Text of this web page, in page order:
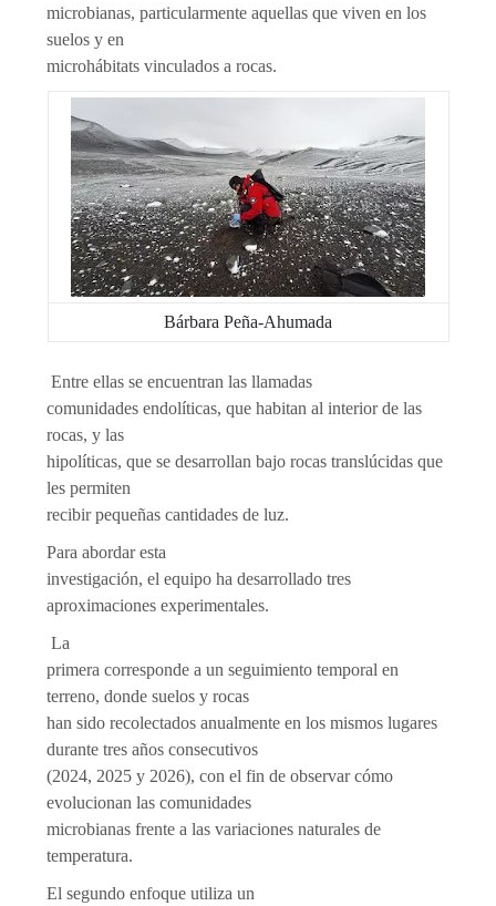
microbianas, particularmente aquellas que viven en los
suelos y en
microhábitats vinculados a rocas.
Bárbara Peña-Ahumada
Entre ellas se encuentran las llamadas
comunidades endolíticas, que habitan al interior de las
rocas, y las
hipolíticas, que se desarrollan bajo rocas translúcidas que
les permiten
recibir pequeñas cantidades de luz.
Para abordar esta
investigación, el equipo ha desarrollado tres
aproximaciones experimentales.
La
primera corresponde a un seguimiento temporal en
terreno, donde suelos y rocas
han sido recolectados anualmente en los mismos lugares
durante tres años consecutivos
(2024, 2025 y 2026), con el fin de observar cómo
evolucionan las comunidades
microbianas frente a las variaciones naturales de
temperatura.
El segundo enfoque utiliza un